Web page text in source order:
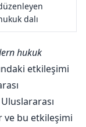
dalı
hukuk
etkileşimi
ve bu etkileşimi